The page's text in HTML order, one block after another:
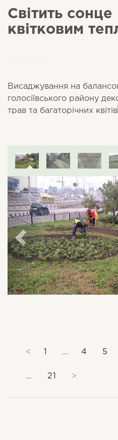
Світить сонце
квітковим
Висаджування на
голосіївського району
трав та багаторічних квітів
< … 4 5
… 21 >